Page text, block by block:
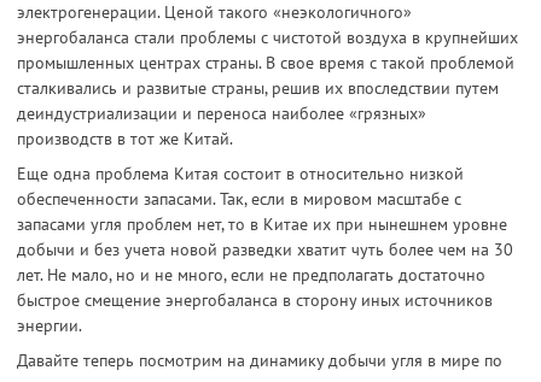
электрогенерации. Ценой такого «неэкологичного»
энергобаланса стали проблемы с чистотой воздуха в крупнейших
промышленных центрах страны. В свое время с такой проблемой
сталкивались и развитые страны, решив их впоследствии путем
деиндустриализации и переноса наиболее «грязных»
производств в тот же Китай.
Еще одна проблема Китая состоит в относительно низкой
обеспеченности запасами. Так, если в мировом масштабе с
запасами угля проблем нет, то в Китае их при нынешнем уровне
добычи и без учета новой разведки хватит чуть более чем на 30
лет. Не мало, но и не много, если не предполагать достаточно
быстрое смещение энергобаланса в сторону иных источников
энергии.
Давайте теперь посмотрим на динамику добычи угля в мире по